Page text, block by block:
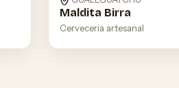
Maldita Birra
Cerveceria artesanal